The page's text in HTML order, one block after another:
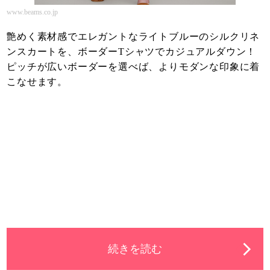
www.beams.co.jp
艶めく素材感でエレガントなライトブルーのシルクリネ
ンスカートを、ボーダーTシャツでカジュアルダウン！
ピッチが広いボーダーを選べば、よりモダンな印象に着
こなせます。
続きを読む